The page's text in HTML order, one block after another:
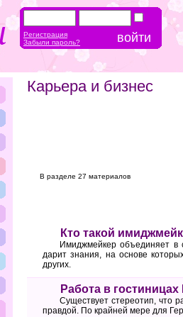
Карьера и бизнес
В разделе 27 материалов
Кто такой
Имиджмейкер объединяет в
дарит знания, на основе
других.
Работа в
Существует стереотип, что
правдой. По крайней мере для
Регистрация
Забыли пароль?